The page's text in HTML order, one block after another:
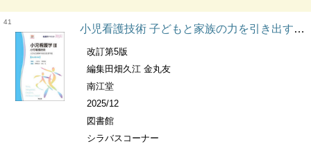
41
小児看護技術 子どもと家族の力を引き出す技 看護学テキストnice. 小児看護学
改訂第5版
編集田畑久江 金丸友
南江堂
2025/12
図書館
シラバスコーナー